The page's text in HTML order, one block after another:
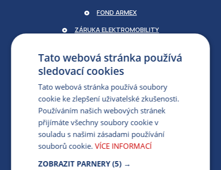
FOND ARMEX
ZÁRUKA ELEKTROMOBILITY
PRO MÉDIA
MÁM DOTAZ KE STÁVAJÍCÍ SMLOUVĚ
412 154 154
PO-PÁ 7:30-17:00
Tato webová stránka používá
sledovací cookies
Tato webová stránka používá soubory
cookie ke zlepšení uživatelské zkušenosti.
Používáním našich webových stránek
přijímáte všechny soubory cookie v
souladu s našimi zásadami používání
souborů cookie. VÍCE INFORMACÍ
ZOBRAZIT PARNERY (5) →